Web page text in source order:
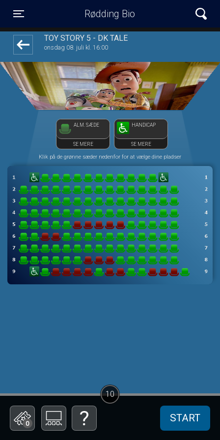
Rødding Bio
TOY STORY 5 - DK TALE
onsdag 08. juli kl. 16:00
ALM. SÆDE
SE MERE
HANDICAP
SE MERE
Klik på de grønne sæder nedenfor for at vælge dine pladser
0 START
10
1step-front02 045414